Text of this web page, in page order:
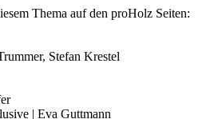
Thema auf den proHolz Seiten:
Stefan Krestel
| Eva Guttmann